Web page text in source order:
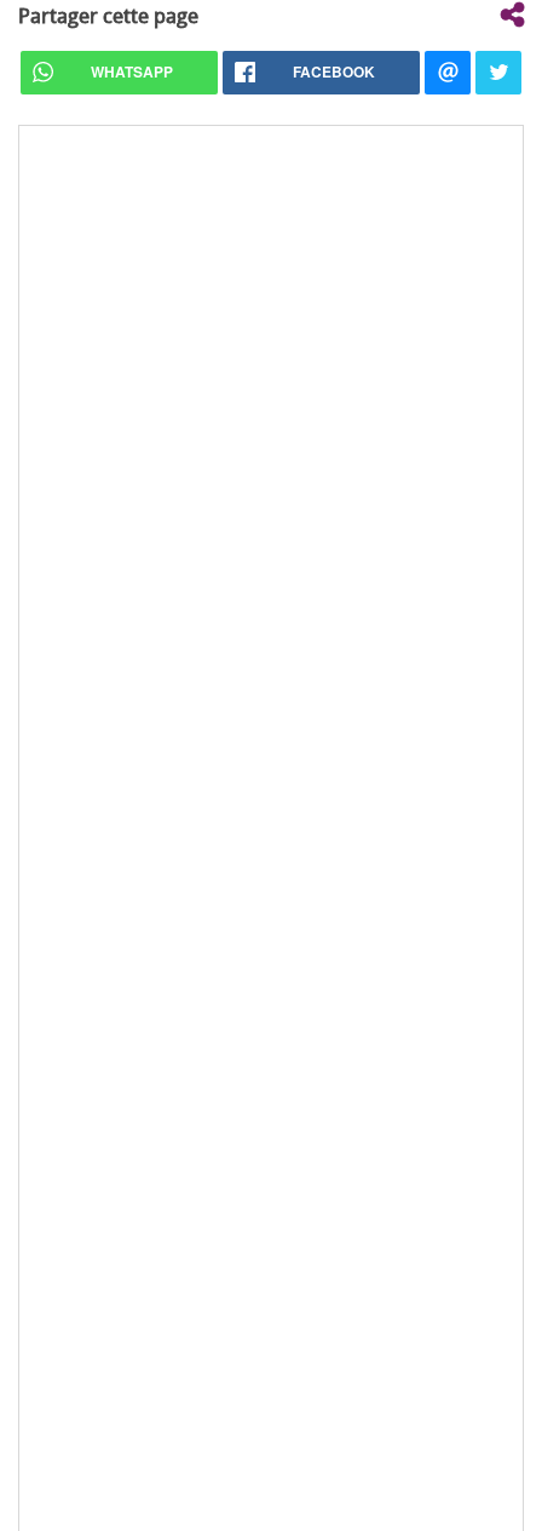
Partager cette page
WHATSAPP FACEBOOK